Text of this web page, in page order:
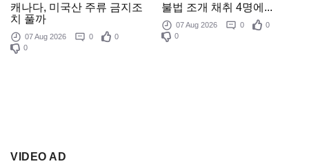
캐나다, 미국산 주류 금지조
치 풀까
07 Aug 2026 0
0
0
불법 조개 채취 4명에...
07 Aug 2026 0
0
0
VIDEO AD